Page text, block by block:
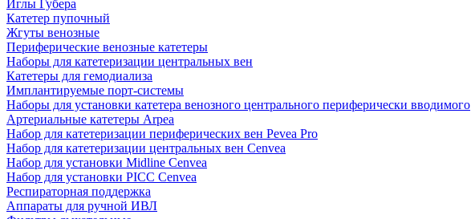
Иглы Губера
Катетер пупочный
Жгуты венозные
Периферические венозные катетеры
Наборы для катетеризации центральных вен
Катетеры для гемодиализа
Имплантируемые порт‑системы
Наборы для установки катетера венозного центрального периферически вводимого
Артериальные катетеры Arpea
Набор для катетеризации периферических вен Pevea Pro
Набор для катетеризации центральных вен Cenvea
Набор для установки Midline Cenvea
Набор для установки PICC Cenvea
Респираторная поддержка
Аппараты для ручной ИВЛ